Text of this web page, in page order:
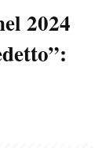
2024